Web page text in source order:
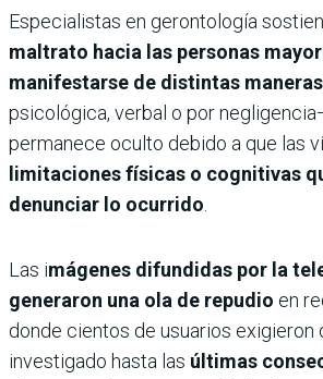
Especialistas en gerontología
maltrato hacia las personas
manifestarse de distintas maneras
psicológica, verbal o por
permanece oculto debido a que las
limitaciones físicas o cognitivas
denunciar lo ocurrido.
Las imágenes difundidas por la
generaron una ola de repudio en
donde cientos de usuarios exigieron
investigado hasta las últimas